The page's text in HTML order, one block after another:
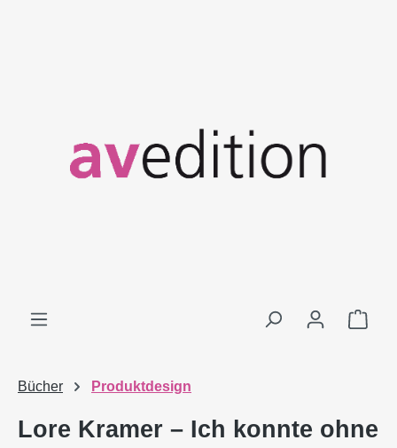
Bücher Produktdesign
Lore Kramer – Ich konnte ohne